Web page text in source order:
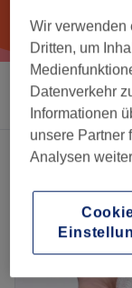
Sortieren nach
Ein Salon, der anbietet:
Wir verwenden
Dritten, um
Datenverkehr
Informationen
unsere Partner
Analysen